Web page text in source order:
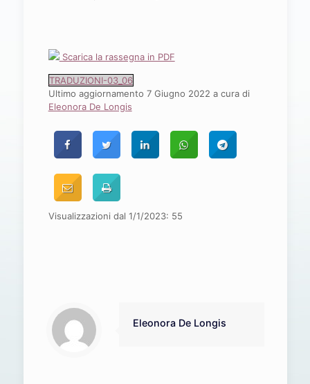
Scarica la rassegna in PDF
TRADUZIONI-03_06
Ultimo aggiornamento 7 Giugno 2022 a cura di
Eleonora De Longis
Visualizzazioni dal 1/1/2023: 55
Eleonora De Longis